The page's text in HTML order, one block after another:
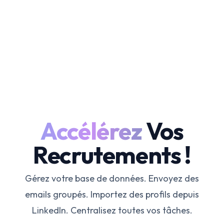
AccélérezVos
Recrutements !
Gérez votre base de données. Envoyez des
emails groupés. Importez des profils depuis
LinkedIn. Centralisez toutes vos tâches.